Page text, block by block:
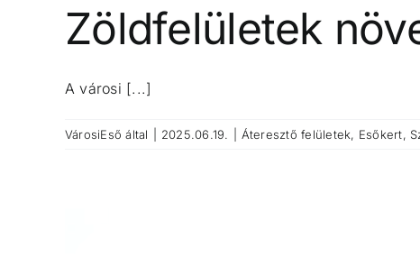
Zöldfelületek
A városi [...]
VárosiEső által 2025.06.19. Áteresztő felületek, Esőkert,